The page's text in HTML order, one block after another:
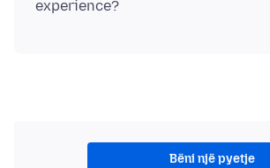
Bëni një pyetje